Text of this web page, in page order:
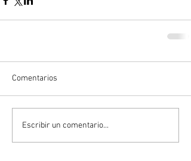
Comentarios
Escribir un comentario...